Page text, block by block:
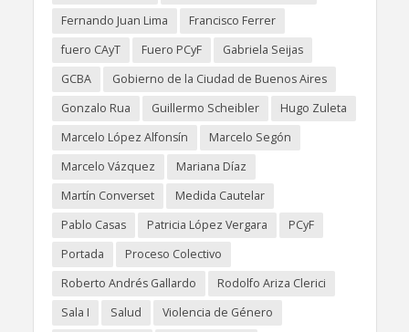
Fernando Juan Lima
Francisco Ferrer
fuero CAyT
Fuero PCyF
Gabriela Seijas
GCBA
Gobierno de la Ciudad de Buenos Aires
Gonzalo Rua
Guillermo Scheibler
Hugo Zuleta
Marcelo López Alfonsín
Marcelo Segón
Marcelo Vázquez
Mariana Díaz
Martín Converset
Medida Cautelar
Pablo Casas
Patricia López Vergara
PCyF
Portada
Proceso Colectivo
Roberto Andrés Gallardo
Rodolfo Ariza Clerici
Sala I
Salud
Violencia de Género